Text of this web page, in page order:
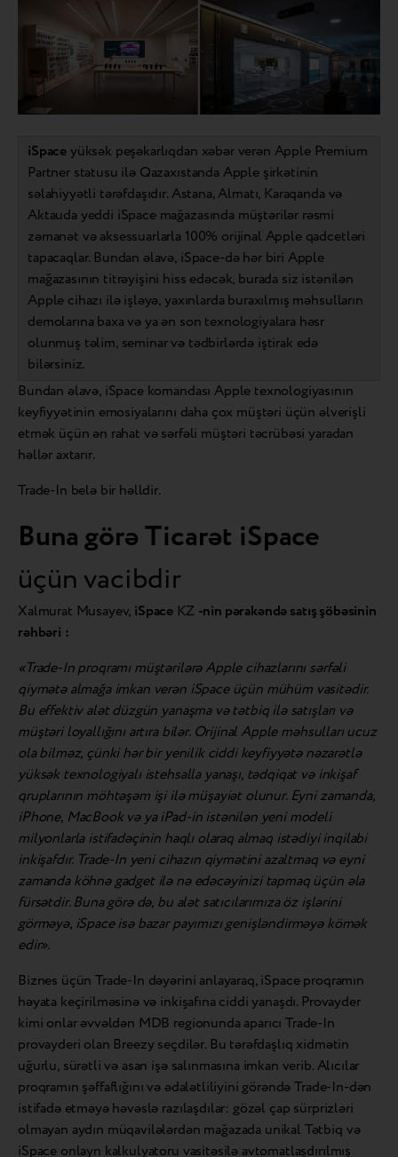
iSpaceyüksək peşəkarlıqdan xəbər verən Apple Premium
Partner statusu ilə Qazaxıstanda Apple şirkətinin
səlahiyyətli tərəfdaşıdır. Astana, Almatı, Karaqanda və
Aktauda yeddi iSpace mağazasında müştərilər rəsmi
zəmanət və aksessuarlarla 100% orijinal Apple qadcetləri
tapacaqlar. Bundan əlavə, iSpace-də hər biri Apple
mağazasının titrəyişini hiss edəcək, burada siz istənilən
Apple cihazı ilə işləyə, yaxınlarda buraxılmış məhsulların
demolarına baxa və ya ən son texnologiyalara həsr
olunmuş təlim, seminar və tədbirlərdə iştirak edə
bilərsiniz.
Bundan əlavə, iSpace komandası Apple texnologiyasının
keyfiyyətinin emosiyalarını daha çox müştəri üçün əlverişli
etmək üçün ən rahat və sərfəli müştəri təcrübəsi yaradan
həllər axtarır.
Trade-In belə bir həlldir.
Buna görə Ticarət iSpace
üçün vacibdir
Xalmurat Musayev, iSpace KZ -nin pərakəndə satış şöbəsinin
rəhbəri :
«Trade-In proqramı müştərilərə Apple cihazlarını sərfəli
qiymətə almağa imkan verən iSpace üçün mühüm vasitədir.
Bu effektiv alət düzgün yanaşma və tətbiq ilə satışları və
müştəri loyallığını artıra bilər. Orijinal Apple məhsulları ucuz
ola bilməz, çünki hər bir yenilik ciddi keyfiyyətə nəzarətlə
yüksək texnologiyalı istehsalla yanaşı, tədqiqat və inkişaf
qruplarının möhtəşəm işi ilə müşayiət olunur. Eyni zamanda,
iPhone, MacBook və ya iPad-in istənilən yeni modeli
milyonlarla istifadəçinin haqlı olaraq almaq istədiyi inqilabi
inkişafdır. Trade-In yeni cihazın qiymətini azaltmaq və eyni
zamanda köhnə gadget ilə nə edəcəyinizi tapmaq üçün əla
fürsətdir. Buna görə də, bu alət satıcılarımıza öz işlərini
görməyə, iSpace isə bazar payımızı genişləndirməyə kömək
edir».
Biznes üçün Trade-In dəyərini anlayaraq, iSpace proqramın
həyata keçirilməsinə və inkişafına ciddi yanaşdı. Provayder
kimi onlar əvvəldən MDB regionunda aparıcı Trade-In
provayderi olan Breezy seçdilər. Bu tərəfdaşlıq xidmətin
uğurlu, sürətli və asan işə salınmasına imkan verib. Alıcılar
proqramın şəffaflığını və ədalətliliyini görəndə Trade-In-dən
istifadə etməyə həvəslə razılaşdılar: gözəl çap sürprizləri
olmayan aydın müqavilələrdən mağazada unikal Tətbiq və
iSpace onlayn kalkulyatoru vasitəsilə avtomatlaşdırılmış